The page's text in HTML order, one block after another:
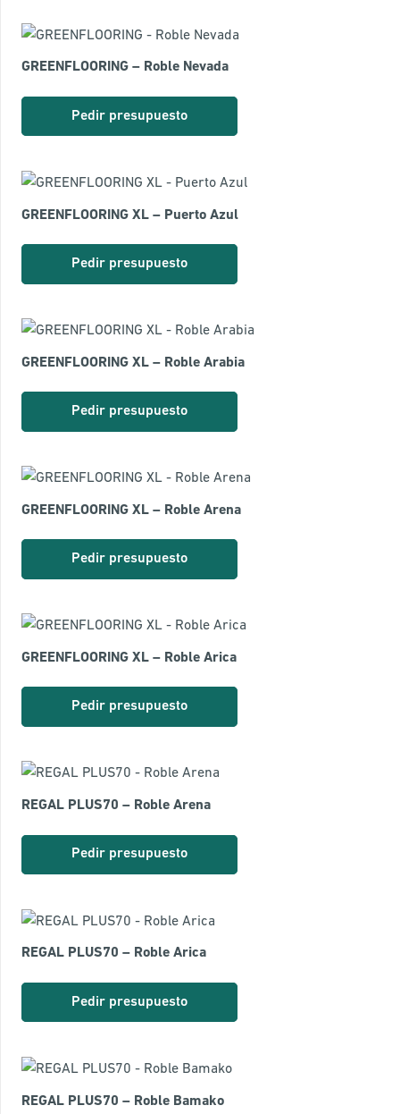
GREENFLOORING – Roble Nevada
Pedir presupuesto
GREENFLOORING XL – Puerto Azul
Pedir presupuesto
GREENFLOORING XL – Roble Arabia
Pedir presupuesto
GREENFLOORING XL – Roble Arena
Pedir presupuesto
GREENFLOORING XL – Roble Arica
Pedir presupuesto
REGAL PLUS70 – Roble Arena
Pedir presupuesto
REGAL PLUS70 – Roble Arica
Pedir presupuesto
REGAL PLUS70 – Roble Bamako